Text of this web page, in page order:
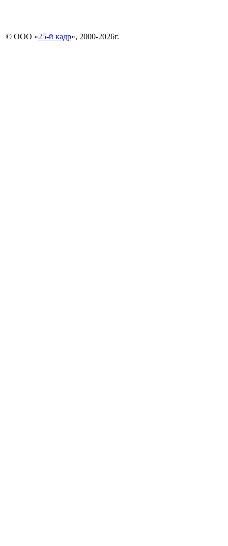
© ООО «25-й кадр», 2000-2026г.